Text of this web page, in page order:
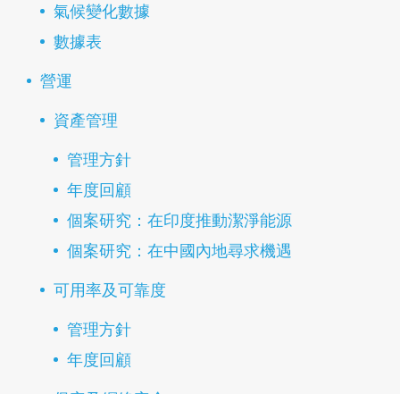
氣候變化數據
數據表
營運
資產管理
管理方針
年度回顧
個案研究：在印度推動潔淨能源
個案研究：在中國內地尋求機遇
可用率及可靠度
管理方針
年度回顧